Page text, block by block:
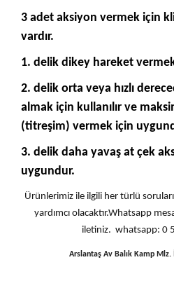
3 adet aksiyon vermek için
vardır.
1. delik dikey hareket vermek
2. delik orta veya hızlı
almak için kullanılır ve
(titreşim) vermek için
3. delik daha yavaş at çek
uygundur.
Ürünlerimiz ile ilgili her türlü
yardımcı olacaktır.Whatsapp
iletiniz. whatsapp: 0
Arslantaş Av Balık Kamp Mlz.